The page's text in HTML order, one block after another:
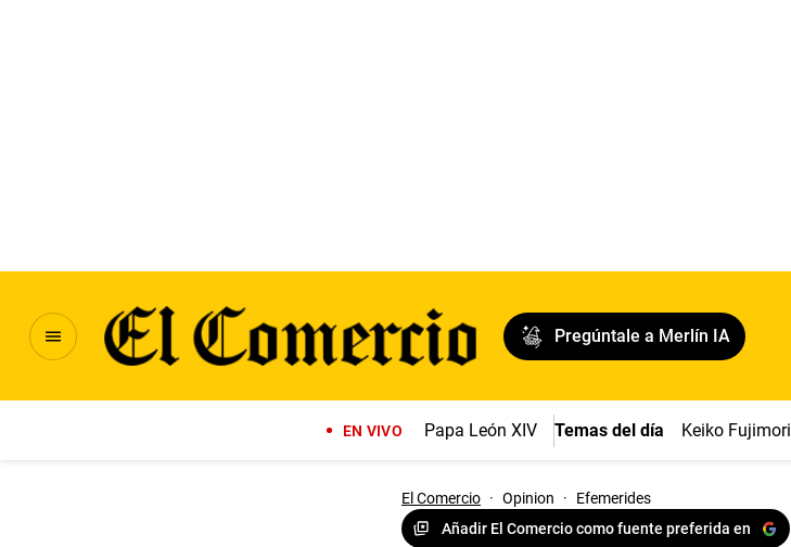
Pregúntale a Merlín IA
EN VIVO Papa León XIV Temas del día Keiko Fujimori
El Comercio · Opinion ·
Efemerides
Añadir El Comercio como fuente preferida en